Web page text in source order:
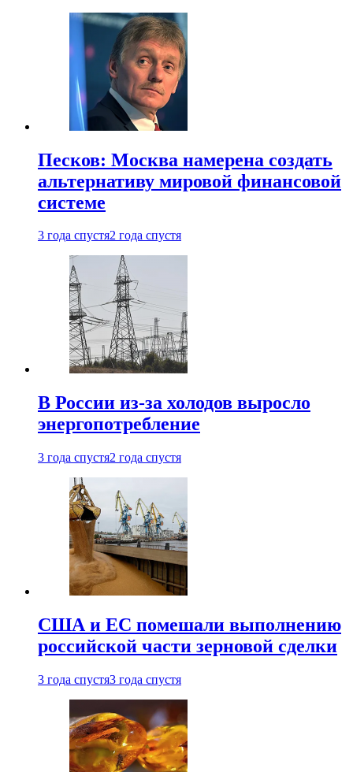
Песков: Москва намерена создать
альтернативу мировой финансовой
системе
3 года спустя2 года спустя
В России из-за холодов выросло
энергопотребление
3 года спустя2 года спустя
США и ЕС помешали выполнению
российской части зерновой сделки
3 года спустя3 года спустя